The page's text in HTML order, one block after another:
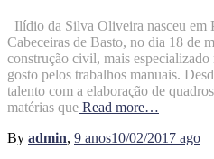
Ilídio da Silva Oliveira nasceu em
Cabeceiras de Basto, no dia 18 de
construção civil, mais especializado
gosto pelos trabalhos manuais.
talento com a elaboração de
matérias que Read more…
By admin, 9 anos10/02/2017 ago